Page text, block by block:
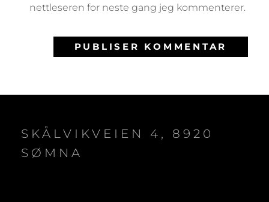
nettleseren for neste gang jeg kommenterer.
SKÅLVIKVEIEN 4, 8920
SØMNA